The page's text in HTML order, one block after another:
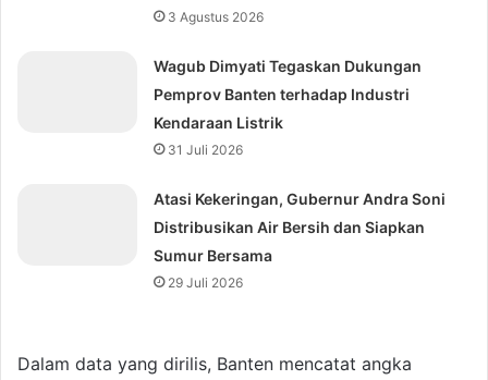
3 Agustus 2026
Wagub Dimyati Tegaskan Dukungan
Pemprov Banten terhadap Industri
Kendaraan Listrik
31 Juli 2026
Atasi Kekeringan, Gubernur Andra Soni
Distribusikan Air Bersih dan Siapkan
Sumur Bersama
29 Juli 2026
Dalam data yang dirilis, Banten mencatat angka